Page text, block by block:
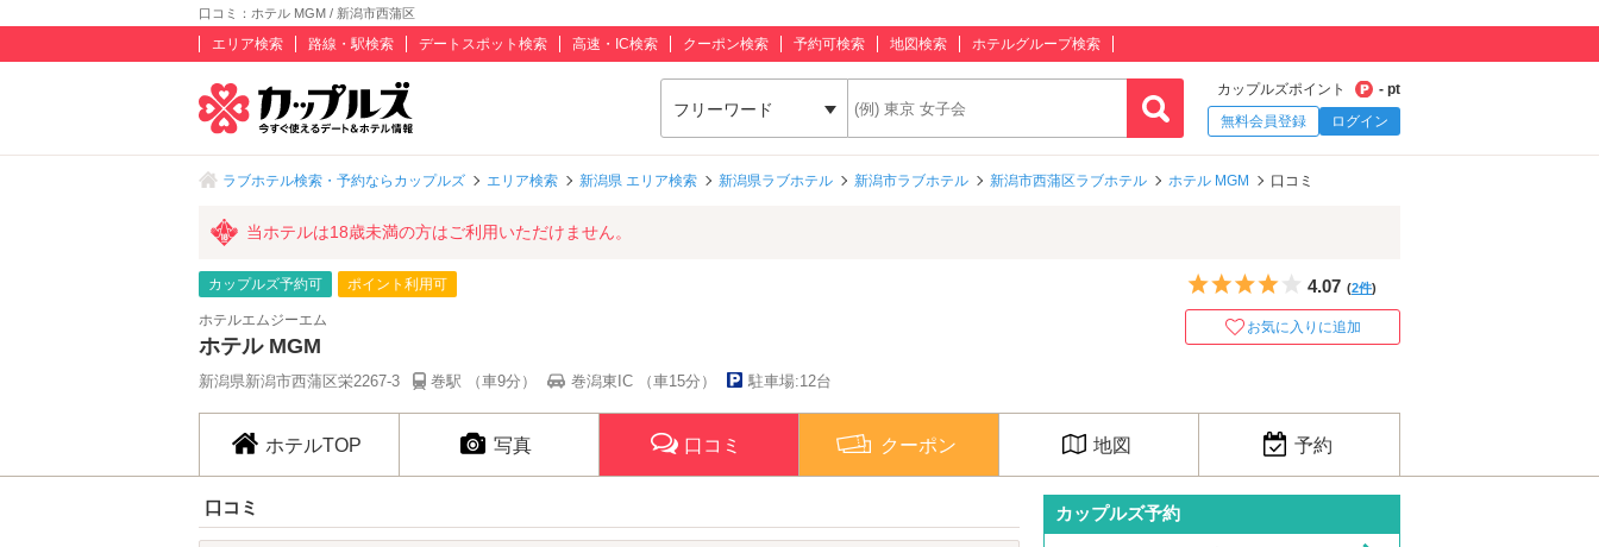
口コミ：ホテル MGM / 新潟市西蒲区
エリア検索 路線・駅検索 デートスポット検索 高速・IC検索 クーポン検索 予約可検索 地図検索 ホテルグループ検索
フリーワード
カップルズポイント
- pt
無料会員登録
ログイン
ラブホテル検索・予約ならカップルズ エリア検索 新潟県 エリア検索 新潟県ラブホテル 新潟市ラブホテル 新潟市西蒲区ラブホテル ホテル MGM 口コミ
当ホテルは18歳未満の方はご利用いただけません。
カップルズ予約可 ポイント利用可
ホテルエムジーエム
ホテル MGM
新潟県新潟市西蒲区栄2267-3 巻駅 （車9分） 巻潟東IC （車15分） 駐車場:12台
5つ星のうち4
4.07 (2件)
お気に入りに追加
ホテルTOP 写真 口コミ クーポン 地図 予約
口コミ カップルズ予約